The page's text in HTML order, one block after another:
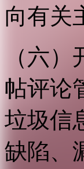
向有关
（六
帖评论
垃圾信
缺陷、